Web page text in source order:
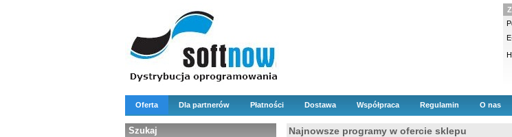
Oferta Dla partnerów Płatności Dostawa Współpraca Regulamin O nas
Szukaj Najnowsze programy w ofercie sklepu